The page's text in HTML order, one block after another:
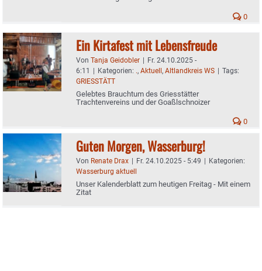
0
Ein Kirtafest mit Lebensfreude
Von Tanja Geidobler | Fr. 24.10.2025 -
6:11 | Kategorien: ., Aktuell, Altlandkreis WS | Tags:
GRIESSTÄTT
Gelebtes Brauchtum des Griesstätter
Trachtenvereins und der Goaßlschnoizer
0
Guten Morgen, Wasserburg!
Von Renate Drax | Fr. 24.10.2025 - 5:49 | Kategorien:
Wasserburg aktuell
Unser Kalenderblatt zum heutigen Freitag - Mit einem
Zitat